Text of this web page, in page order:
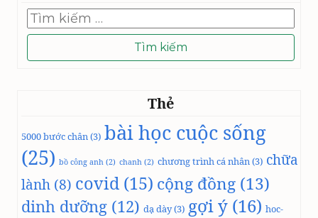
Tìm
kiếm
cho:
Thẻ
5000 bước chân(3) bài học cuộc sống
(25) bồ công anh (2) chanh (2) chương trình cá nhân(3) chữa
lành (8) covid (15) cộng đồng (13)
dinh dưỡng (12) dạ dày(3) gợi ý (16) hoc-